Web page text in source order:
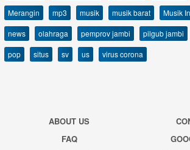
Merangin
mp3 musik musik barat Musik
news
olahraga pemprov jambi pilgub jambi
pop
situs sv us virus corona
ABOUT US
FAQ